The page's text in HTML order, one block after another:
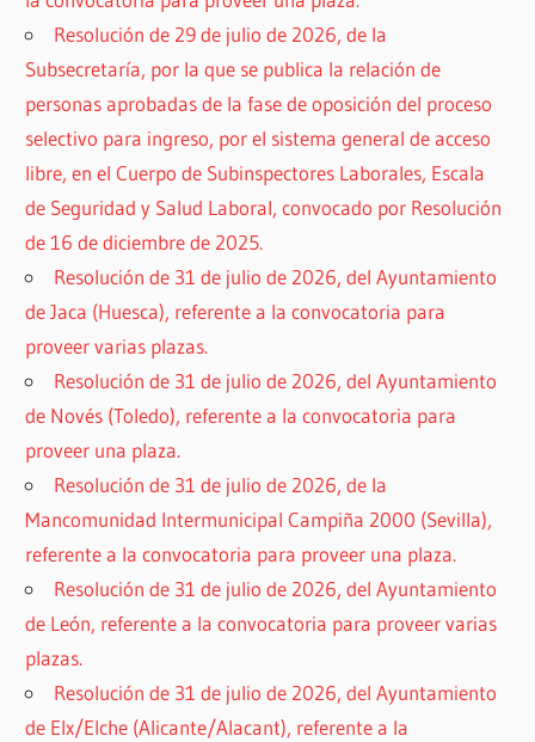
Resolución de 29 de julio de 2026, de la
Subsecretaría, por la que se publica la relación de
personas aprobadas de la fase de oposición del proceso
selectivo para ingreso, por el sistema general de acceso
libre, en el Cuerpo de Subinspectores Laborales, Escala
de Seguridad y Salud Laboral, convocado por Resolución
de 16 de diciembre de 2025.
Resolución de 31 de julio de 2026, del Ayuntamiento
de Jaca (Huesca), referente a la convocatoria para
proveer varias plazas.
Resolución de 31 de julio de 2026, del Ayuntamiento
de Novés (Toledo), referente a la convocatoria para
proveer una plaza.
Resolución de 31 de julio de 2026, de la
Mancomunidad Intermunicipal Campiña 2000 (Sevilla),
referente a la convocatoria para proveer una plaza.
Resolución de 31 de julio de 2026, del Ayuntamiento
de León, referente a la convocatoria para proveer varias
plazas.
Resolución de 31 de julio de 2026, del Ayuntamiento
de Elx/Elche (Alicante/Alacant), referente a la